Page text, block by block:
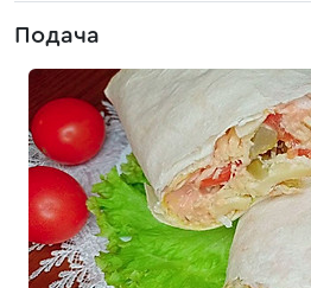
Подача